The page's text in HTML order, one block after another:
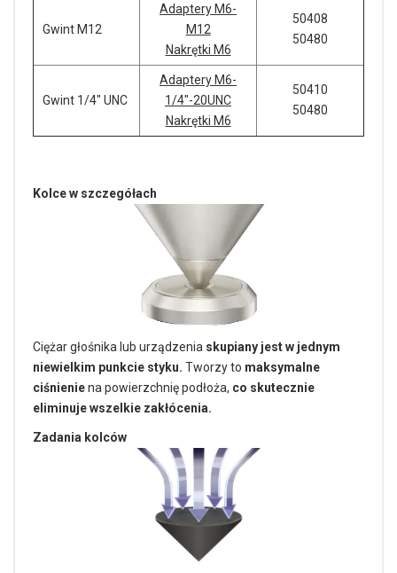
Gwint M12
Adaptery M6-
M12
Nakrętki M6
50408
50480
Gwint 1/4" UNC
Adaptery M6-
1/4"-20UNC
Nakrętki M6
50410
50480
Kolce w szczegółach
Ciężar głośnika lub urządzenia skupiany jest w jednym
niewielkim punkcie styku. Tworzy to maksymalne
ciśnieniena powierzchnię podłoża, co skutecznie
eliminuje wszelkie zakłócenia.
Zadania kolców